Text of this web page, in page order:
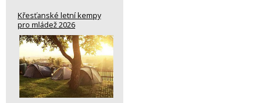
Křesťanské letní kempy
pro mládež 2026